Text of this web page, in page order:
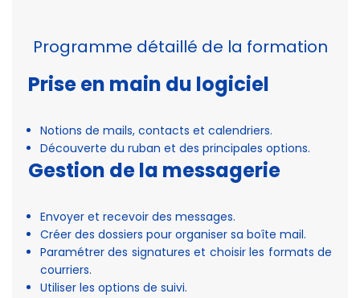
Programme détaillé de la formation
Prise en main du logiciel
Notions de mails, contacts et calendriers.
Découverte du ruban et des principales options.
Gestion de la messagerie
Envoyer et recevoir des messages.
Créer des dossiers pour organiser sa boîte mail.
Paramétrer des signatures et choisir les formats de
courriers.
Utiliser les options de suivi.